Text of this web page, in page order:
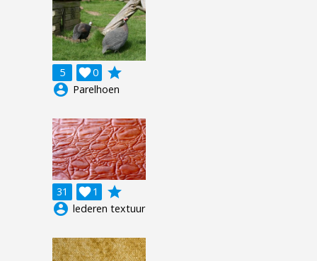
5 0

grade
account_circle Parelhoen
31 1

grade
account_circle lederen textuur